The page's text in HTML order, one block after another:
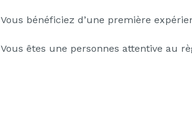
Vous bénéficiez d’une première
Vous êtes une personnes attentive au